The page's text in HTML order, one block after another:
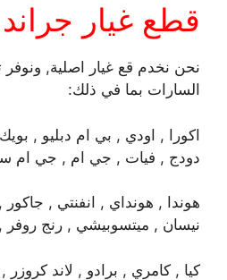
قطع غيار جراند
نحن نخدم قع غيار اصلية,
السارات بما في ذلك:
اكورا , اودي , بي ام دبليو ,
دودج , فيات , جي ام , جي ام
هوندا , هونداي , انفنتي ,
نيسان , ميتسوبيشي , رنج روفر ,
كيا , كامري , برادو , لاند